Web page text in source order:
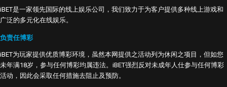
iBET是一家领先国际的线上娱乐公司，我们致力于为客户提供多种线上游戏和
广泛的多元化在线娱乐。
负责任博彩
iBET为玩家提供优质博彩环境，虽然本网提供之活动列为休闲之项目，但如您
未年满18岁，参与任何博彩均属违法。iBET强烈反对未成年人仕参与任何博彩
活动，因此会采取任何措施去阻止及预防。